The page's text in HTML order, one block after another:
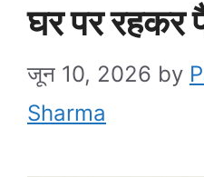
घर पर रहकर
जून 10, 2026 by
Sharma